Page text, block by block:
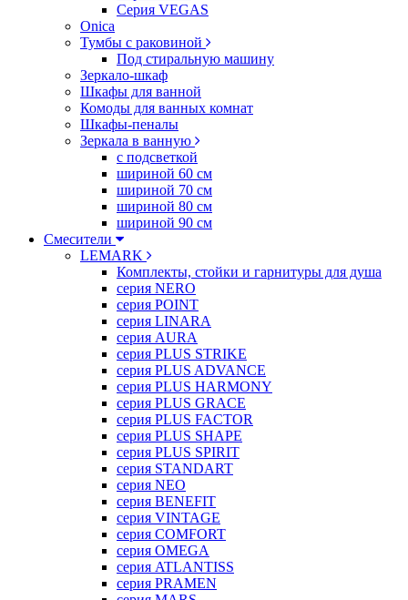
Серия VEGAS
Onica
Тумбы с раковиной
Под стиральную машину
Зеркало-шкаф
Шкафы для ванной
Комоды для ванных комнат
Шкафы-пеналы
Зеркала в ванную
с подсветкой
шириной 60 см
шириной 70 см
шириной 80 см
шириной 90 см
Смесители
LEMARK
Комплекты, стойки и гарнитуры для душа
серия NERO
серия POINT
серия LINARA
серия AURA
серия PLUS STRIKE
серия PLUS ADVANCE
серия PLUS HARMONY
серия PLUS GRACE
серия PLUS FACTOR
серия PLUS SHAPE
серия PLUS SPIRIT
серия STANDART
серия NEO
серия BENEFIT
серия VINTAGE
серия COMFORT
серия OMEGA
серия ATLANTISS
серия PRAMEN